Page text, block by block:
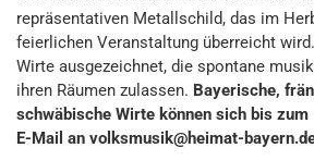
repräsentativen Metallschild, das im
feierlichen Veranstaltung überreicht
Wirte ausgezeichnet, die spontane
ihren Räumen zulassen. Bayerische,
schwäbische Wirte können sich bis
E-Mail an volksmusik@heimat-